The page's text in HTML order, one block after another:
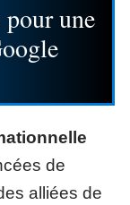
pour une
de
alliées de